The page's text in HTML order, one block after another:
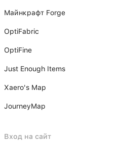
Майнкрафт Forge
OptiFabric
OptiFine
Just Enough Items
Xаero's Mаp
JourneyMap
Вход на сайт